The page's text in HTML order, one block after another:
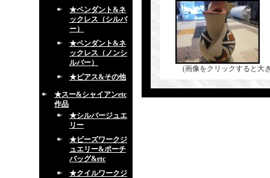
★ペンダント&ネ
ックレス（シルバ
ー）
★ペンダント&ネ
ックレス（ノンシ
ルバー）
★ピアス&その他
★スー&シャイアンetc
作品
★シルバージュエ
リー
★ビーズワークジ
ュエリー&ポーチ
バッグ&etc
★クイルワークジ
(画像をクリックすると大